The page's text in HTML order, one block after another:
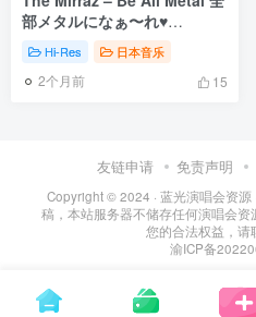
部メタルになぁ〜れ♥
[2025.10.31] [24Bit/44.1kHz]
[Hi-Res Flac 343MB]
Hi-Res 日本音乐
2个月前 15
友链申请 免责声明
Copyright © 2024 · 蓝光演唱会资源
稿，本站服务器不储存任何演唱会
您的合法权益，请
渝ICP备